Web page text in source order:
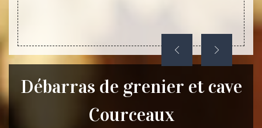
Débarras de grenier et cave
Courceaux